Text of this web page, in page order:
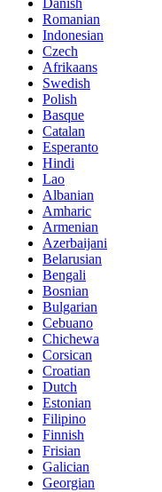
Romanian
Indonesian
Czech
Afrikaans
Swedish
Polish
Basque
Catalan
Esperanto
Hindi
Lao
Albanian
Amharic
Armenian
Azerbaijani
Belarusian
Bengali
Bosnian
Bulgarian
Cebuano
Chichewa
Corsican
Croatian
Dutch
Estonian
Filipino
Finnish
Frisian
Galician
Georgian